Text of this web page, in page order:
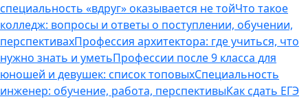
специальность «вдруг» оказывается не тойЧто такое
колледж: вопросы и ответы о поступлении, обучении,
перспективахПрофессия архитектора: где учиться, что
нужно знать и уметьПрофессии после 9 класса для
юношей и девушек: список топовыхСпециальность
инженер: обучение, работа, перспективыКак сдать ЕГЭ